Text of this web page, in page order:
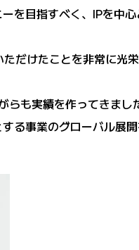
を目指すべく、IPを中
だけたことを非常に光
らも実績を作ってきまし
る事業のグローバル展